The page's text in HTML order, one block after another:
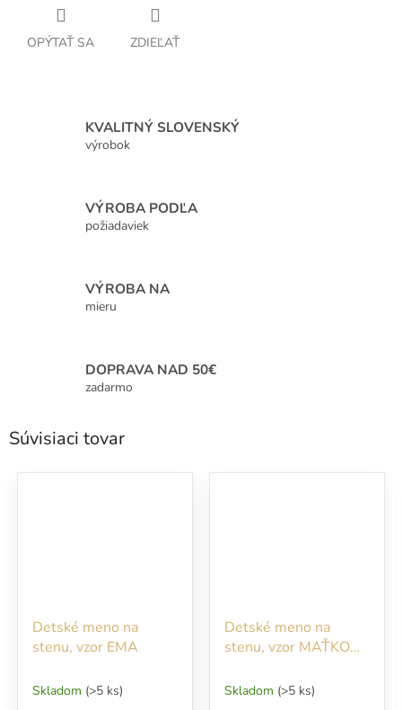
OPÝTAŤ SA ZDIEĽAŤ
KVALITNÝ SLOVENSKÝ
výrobok
VÝROBA PODĽA
požiadaviek
VÝROBA NA
mieru
DOPRAVA NAD 50€
zadarmo
Súvisiaci tovar
Detské meno na
stenu, vzor EMA
Skladom (>5 ks)
Detské meno na
stenu, vzor MAŤKO
Skladom (>5 ks)